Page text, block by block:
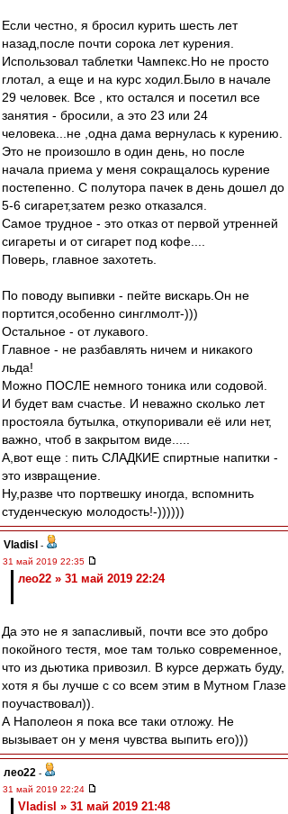
Если честно, я бросил курить шесть лет
назад,после почти сорока лет курения.
Использовал таблетки Чампекс.Но не просто
глотал, а еще и на курс ходил.Было в начале
29 человек. Все , кто остался и посетил все
занятия - бросили, а это 23 или 24
человека...не ,одна дама вернулась к курению.
Это не произошло в один день, но после
начала приема у меня сокращалось курение
постепенно. С полутора пачек в день дошел до
5-6 сигарет,затем резко отказался.
Самое трудное - это отказ от первой утренней
сигареты и от сигарет под кофе....
Поверь, главное захотеть.
По поводу выпивки - пейте вискарь.Он не
портится,особенно синглмолт-)))
Остальное - от лукавого.
Главное - не разбавлять ничем и никакого
льда!
Можно ПОСЛЕ немного тоника или содовой.
И будет вам счастье. И неважно сколько лет
простояла бутылка, откупоривали её или нет,
важно, чтоб в закрытом виде.....
А,вот еще : пить СЛАДКИЕ спиртные напитки -
это извращение.
Ну,разве что портвешку иногда, вспомнить
студенческую молодость!-))))))
Vladisl
-
31 май 2019 22:35
лео22 » 31 май 2019 22:24
Да это не я запасливый, почти все это добро
покойного тестя, мое там только современное,
что из дьютика привозил. В курсе держать буду,
хотя я бы лучше с со всем этим в Мутном Глазе
поучаствовал)).
А Наполеон я пока все таки отложу. Не
вызывает он у меня чувства выпить его)))
лео22 -
31 май 2019 22:24
Vladisl » 31 май 2019 21:48